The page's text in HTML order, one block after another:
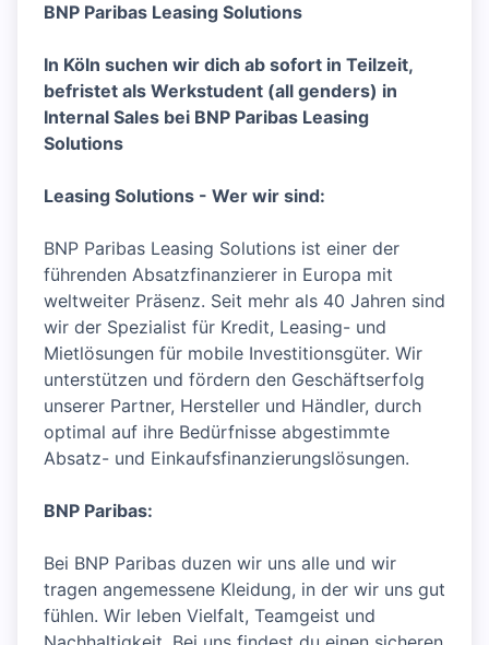
BNP Paribas Leasing Solutions
In Köln suchen wir dich ab sofort in Teilzeit,
befristet als Werkstudent (all genders) in
Internal Sales bei BNP Paribas Leasing
Solutions
Leasing Solutions - Wer wir sind:
BNP Paribas Leasing Solutions ist einer der
führenden Absatzfinanzierer in Europa mit
weltweiter Präsenz. Seit mehr als 40 Jahren sind
wir der Spezialist für Kredit, Leasing- und
Mietlösungen für mobile Investitionsgüter. Wir
unterstützen und fördern den Geschäftserfolg
unserer Partner, Hersteller und Händler, durch
optimal auf ihre Bedürfnisse abgestimmte
Absatz- und Einkaufsfinanzierungslösungen.
BNP Paribas:
Bei BNP Paribas duzen wir uns alle und wir
tragen angemessene Kleidung, in der wir uns gut
fühlen. Wir leben Vielfalt, Teamgeist und